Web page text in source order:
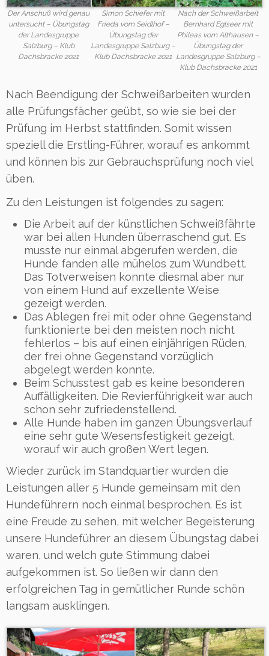
Der Anschuß wird genau
untersucht – Übungstag
der Landesgruppe
Salzburg – Klub
Dachsbracke 2021
Simon Schiefer mit
Frieda vom Seidlhof –
Übungstag der
Landesgruppe Salzburg –
Klub Dachsbracke 2021
Nach der Schweißarbeit
Bernhard Eglseer mit
Phileas vom Althausen –
Übungstag der
Landesgruppe Salzburg –
Klub Dachsbracke 2021
Nach Beendigung der Schweißarbeiten wurden
alle Prüfungsfächer geübt, so wie sie bei der
Prüfung im Herbst stattfinden. Somit wissen
speziell die Erstling-Führer, worauf es ankommt
und können bis zur Gebrauchsprüfung noch viel
üben.
Zu den Leistungen ist folgendes zu sagen:
Die Arbeit auf der künstlichen Schweißfährte
war bei allen Hunden überraschend gut. Es
musste nur einmal abgerufen werden, die
Hunde fanden alle mühelos zum Wundbett.
Das Totverweisen konnte diesmal aber nur
von einem Hund auf exzellente Weise
gezeigt werden.
Das Ablegen frei mit oder ohne Gegenstand
funktionierte bei den meisten noch nicht
fehlerlos – bis auf einen einjährigen Rüden,
der frei ohne Gegenstand vorzüglich
abgelegt werden konnte.
Beim Schusstest gab es keine besonderen
Auffälligkeiten. Die Revierführigkeit war auch
schon sehr zufriedenstellend.
Alle Hunde haben im ganzen Übungsverlauf
eine sehr gute Wesensfestigkeit gezeigt,
worauf wir auch großen Wert legen.
Wieder zurück im Standquartier wurden die
Leistungen aller 5 Hunde gemeinsam mit den
Hundeführern noch einmal besprochen. Es ist
eine Freude zu sehen, mit welcher Begeisterung
unsere Hundeführer an diesem Übungstag dabei
waren, und welch gute Stimmung dabei
aufgekommen ist. So ließen wir dann den
erfolgreichen Tag in gemütlicher Runde schön
langsam ausklingen.